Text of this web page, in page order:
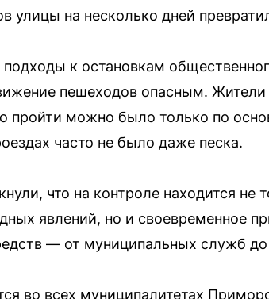
улицы на несколько дней
к остановкам
пешеходов опасным.
пройти можно было только по
часто не было даже песка.
что на контроле находится не
явлений, но и своевременное
— от муниципальных служб
во всех муниципалитетах